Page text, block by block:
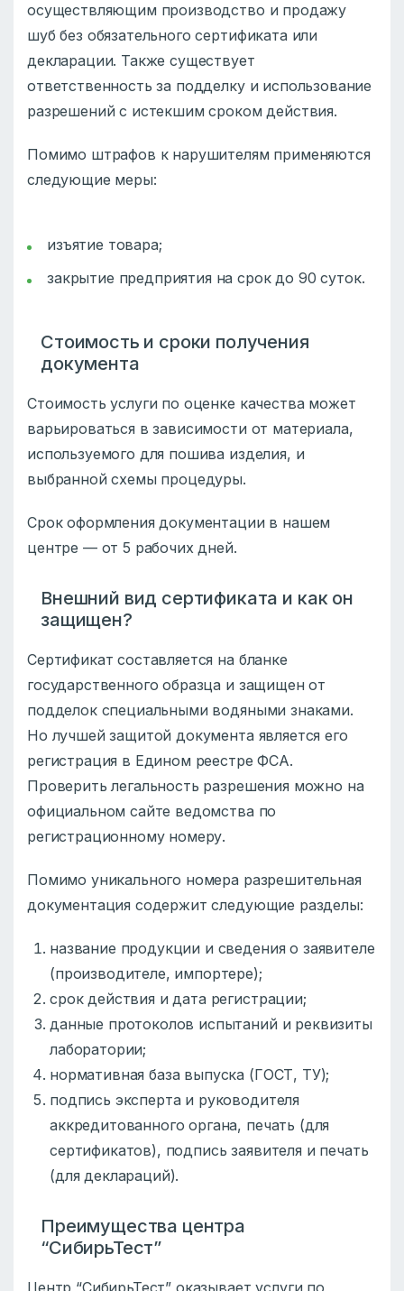
осуществляющим производство и продажу
шуб без обязательного сертификата или
декларации. Также существует
ответственность за подделку и использование
разрешений с истекшим сроком действия.
Помимо штрафов к нарушителям применяются
следующие меры:
изъятие товара;
закрытие предприятия на срок до 90 суток.
Стоимость и сроки получения
документа
Стоимость услуги по оценке качества может
варьироваться в зависимости от материала,
используемого для пошива изделия, и
выбранной схемы процедуры.
Срок оформления документации в нашем
центре — от 5 рабочих дней.
Внешний вид сертификата и как он
защищен?
Сертификат составляется на бланке
государственного образца и защищен от
подделок специальными водяными знаками.
Но лучшей защитой документа является его
регистрация в Едином реестре ФСА.
Проверить легальность разрешения можно на
официальном сайте ведомства по
регистрационному номеру.
Помимо уникального номера разрешительная
документация содержит следующие разделы:
название продукции и сведения о заявителе
(производителе, импортере);
срок действия и дата регистрации;
данные протоколов испытаний и реквизиты
лаборатории;
нормативная база выпуска (ГОСТ, ТУ);
подпись эксперта и руководителя
аккредитованного органа, печать (для
сертификатов), подпись заявителя и печать
(для деклараций).
Преимущества центра
“СибирьТест”